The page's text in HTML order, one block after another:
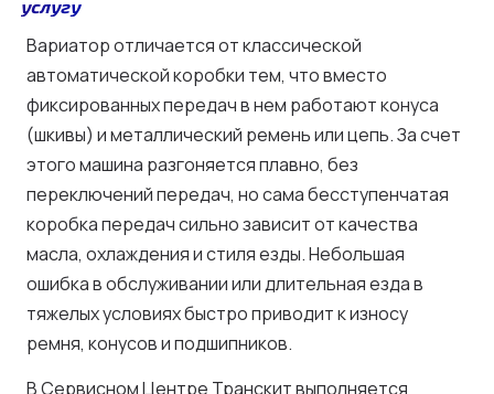
услугу
Вариатор отличается от классической
автоматической коробки тем, что вместо
фиксированных передач в нем работают конуса
(шкивы) и металлический ремень или цепь. За счет
этого машина разгоняется плавно, без
переключений передач, но сама бесступенчатая
коробка передач сильно зависит от качества
масла, охлаждения и стиля езды. Небольшая
ошибка в обслуживании или длительная езда в
тяжелых условиях быстро приводит к износу
ремня, конусов и подшипников.
В Сервисном Центре Транскит выполняется